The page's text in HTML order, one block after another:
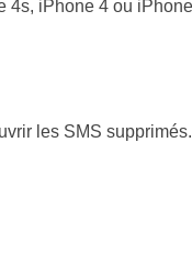
4s, iPhone 4 ou
les SMS